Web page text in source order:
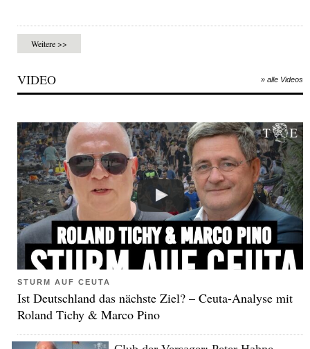
Weitere >>
VIDEO » alle Videos
STURM AUF CEUTA
Ist Deutschland das nächste Ziel? – Ceuta-Analyse mit
Roland Tichy & Marco Pino